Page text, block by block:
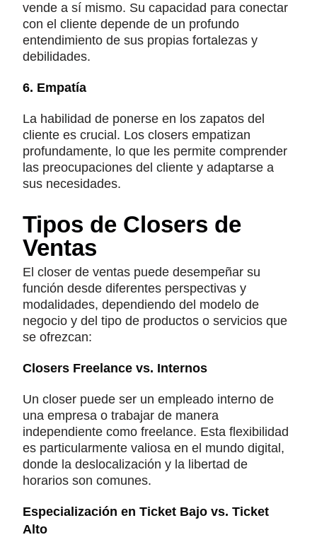
vende a sí mismo. Su capacidad para conectar
con el cliente depende de un profundo
entendimiento de sus propias fortalezas y
debilidades.
6. Empatía
La habilidad de ponerse en los zapatos del
cliente es crucial. Los closers empatizan
profundamente, lo que les permite comprender
las preocupaciones del cliente y adaptarse a
sus necesidades.
Tipos de Closers de
Ventas
El closer de ventas puede desempeñar su
función desde diferentes perspectivas y
modalidades, dependiendo del modelo de
negocio y del tipo de productos o servicios que
se ofrezcan:
Closers Freelance vs. Internos
Un closer puede ser un empleado interno de
una empresa o trabajar de manera
independiente como freelance. Esta flexibilidad
es particularmente valiosa en el mundo digital,
donde la deslocalización y la libertad de
horarios son comunes.
Especialización en Ticket Bajo vs. Ticket
Alto